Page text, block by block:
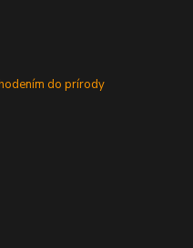
do prírody